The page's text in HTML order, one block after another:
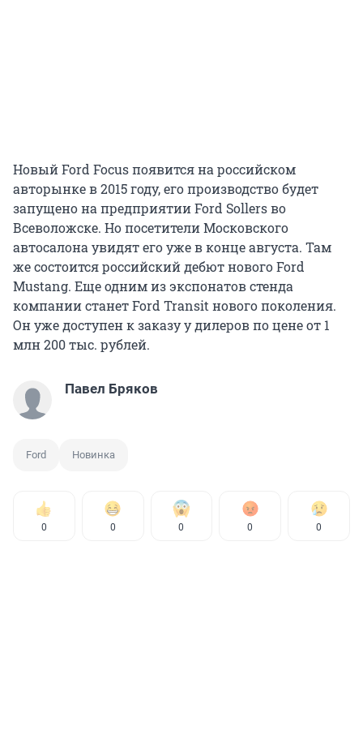
Новый Ford Focus появится на российском
авторынке в 2015 году, его производство будет
запущено на предприятии Ford Sollers во
Всеволожске. Но посетители Московского
автосалона увидят его уже в конце августа. Там
же состоится российский дебют нового Ford
Mustang. Еще одним из экспонатов стенда
компании станет Ford Transit нового поколения.
Он уже доступен к заказу у дилеров по цене от 1
млн 200 тыс. рублей.
Павел Бряков
Ford Новинка
0 0 0 0 0